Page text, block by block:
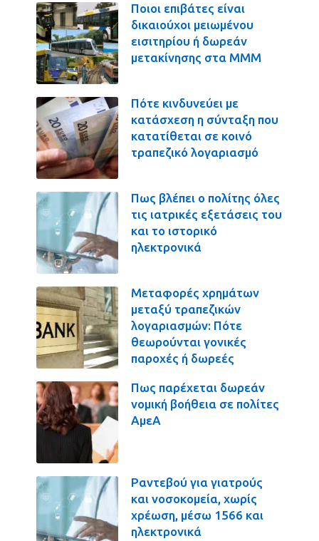
Ποιοι επιβάτες είναι
δικαιούχοι μειωμένου
εισιτηρίου ή δωρεάν
μετακίνησης στα ΜΜΜ
Πότε κινδυνεύει με
κατάσχεση η σύνταξη που
κατατίθεται σε κοινό
τραπεζικό λογαριασμό
Πως βλέπει ο πολίτης όλες
τις ιατρικές εξετάσεις του
και το ιστορικό
ηλεκτρονικά
Μεταφορές χρημάτων
μεταξύ τραπεζικών
λογαριασμών: Πότε
θεωρούνται γονικές
παροχές ή δωρεές
Πως παρέχεται δωρεάν
νομική βοήθεια σε πολίτες
ΑμεΑ
Ραντεβού για γιατρούς
και νοσοκομεία, χωρίς
χρέωση, μέσω 1566 και
ηλεκτρονικά